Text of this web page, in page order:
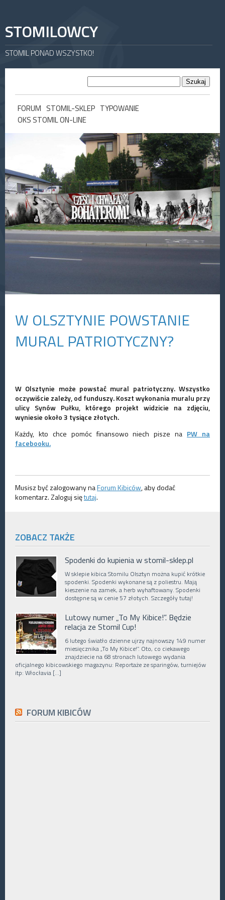
STOMILOWCY
STOMIL PONAD WSZYSTKO!
FORUM STOMIL-SKLEP TYPOWANIE
OKS STOMIL ON-LINE
W OLSZTYNIE POWSTANIE
MURAL PATRIOTYCZNY?
W Olsztynie może powstać mural patriotyczny. Wszystko
oczywiście zależy, od funduszy. Koszt wykonania muralu przy
ulicy Synów Pułku, którego projekt widzicie na zdjęciu,
wyniesie około 3 tysiące złotych.
Każdy, kto chce pomóc finansowo niech pisze na PW na
facebooku.
Musisz być zalogowany naForum Kibiców, aby dodać
komentarz. Zaloguj siętutaj.
ZOBACZ TAKŻE
Spodenki do kupienia w stomil-sklep.pl
W sklepie kibica Stomilu Olsztyn można kupić krótkie
spodenki. Spodenki wykonane są z poliestru. Mają
kieszenie na zamek, a herb wyhaftowany. Spodenki
dostępne są w cenie 57 złotych. Szczegóły tutaj!
Lutowy numer „To My Kibice!”. Będzie
relacja ze Stomil Cup!
6 lutego światło dzienne ujrzy najnowszy 149 numer
miesięcznika „To My Kibice!”. Oto, co ciekawego
znajdziecie na 68 stronach lutowego wydania
oficjalnego kibicowskiego magazynu: Reportaże ze sparingów, turniejów
itp: Włocłavia […]
FORUM KIBICÓW